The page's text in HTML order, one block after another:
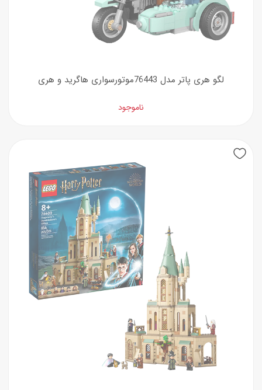
لگو هری پاتر مدل 76443موتورسواری هاگرید و هری
ناموجود